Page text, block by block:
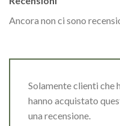
Ancora non ci sono
Solamente clienti che
hanno acquistato
una recensione.